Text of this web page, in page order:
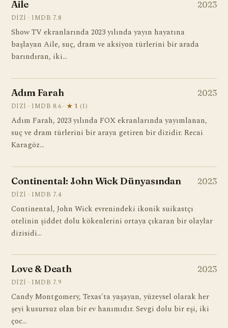
Aile 2023
DIZI · IMDB 7.8
Show TV ekranlarında 2023 yılında yayın hayatına
başlayan Aile, suç, dram ve aksiyon türlerini bir arada
barındıran, iki…
Adım Farah 2023
DIZI · IMDB 8.6 · ★ 1 (1)
Adım Farah, 2023 yılında FOX ekranlarında yayımlanan,
suç ve dram türlerini bir araya getiren bir dizidir. Recai
Karagöz…
Continental: John Wick Dünyasından 2023
DIZI · IMDB 7.4
Continental, John Wick evrenindeki ikonik suikastçı
otelinin şiddet dolu kökenlerini ortaya çıkaran bir olaylar
dizisidi…
Love & Death 2023
DIZI · IMDB 7.9
Candy Montgomery, Texas'ta yaşayan, yüzeysel olarak her
şeyi kusursuz olan bir ev hanımıdır. Sevgi dolu bir eşi, iki
çoc…